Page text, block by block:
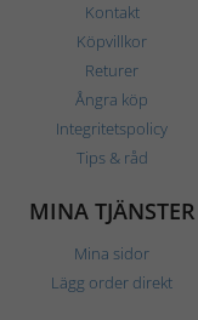
Kontakt
Köpvillkor
Returer
Ångra köp
Integritetspolicy
Tips & råd
MINA TJÄNSTER
Mina sidor
Lägg order direkt